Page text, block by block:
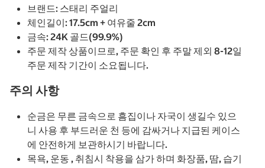
브랜드: 스태리 주얼리
체인길이: 17.5cm + 여유줄 2cm
금속: 24K 골드(99.9%)
주문 제작 상품이므로, 주문 확인 후 주말 제외 8-12일
주문 제작 기간이 소요됩니다.
주의 사항
순금은 무른 금속으로 흠집이나 자국이 생길수 있으
니 사용 후 부드러운 천 등에 감싸거나 지급된 케이스
에 안전하게 보관하시기 바랍니다.
목욕, 운동 , 취침시 착용을 삼가 하며 화장품, 땀, 습기